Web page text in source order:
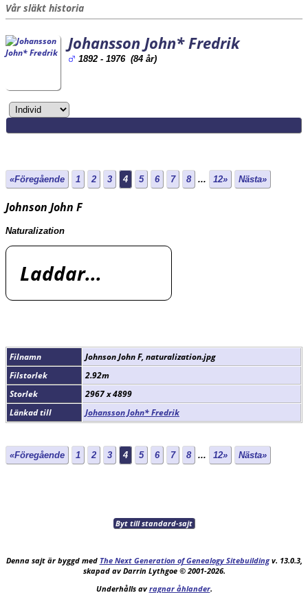
Vår släkt historia
Johansson John* Fredrik
1892 - 1976 (84 år)
«Föregående 1 2 3 4 5 6 7 8 ... 12» Nästa»
Johnson John F
Naturalization
Laddar...
Filnamn
Johnson John F, naturalization.jpg
Filstorlek
2.92m
Storlek
2967 x 4899
Länkad till
Johansson John* Fredrik
«Föregående 1 2 3 4 5 6 7 8 ... 12» Nästa»
Byt till standard-sajt
Denna sajt är byggd med The Next Generation of Genealogy Sitebuildingv. 13.0.3,
skapad av Darrin Lythgoe © 2001-2026.
Underhålls av ragnar åhlander.